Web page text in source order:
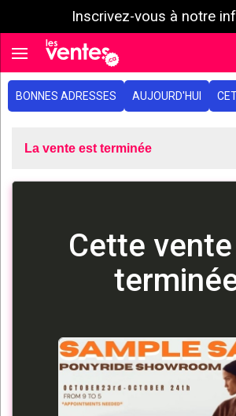
Inscrivez-vous à notre
Toggle navigation
BONNES ADRESSES AUJOURD'HUI
La vente est terminée
Cette